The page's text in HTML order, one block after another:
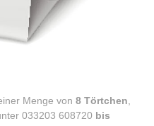
Menge von 8 Törtchen
033203 608720 bis